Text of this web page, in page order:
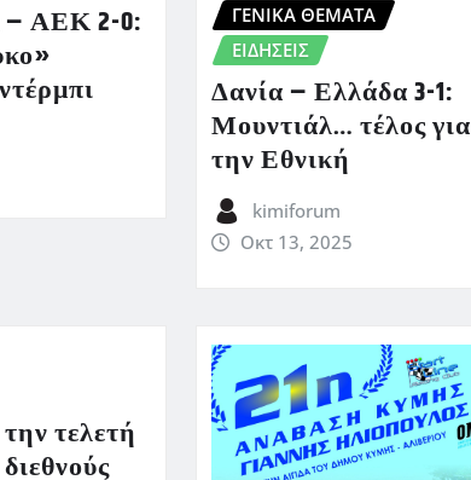
– ΑΕΚ 2-0:
ΓΕΝΙΚΑ ΘΕΜΑΤΑ
ΕΙΔΗΣΕΙΣ
Δανία – Ελλάδα 3-1:
Μουντιάλ… τέλος για
την Εθνική
kimiforum
Οκτ 13, 2025
τελετή